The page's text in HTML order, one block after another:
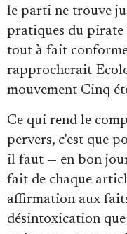
le parti ne trouve
pratiques du pirate
tout à fait
rapprocherait
mouvement Cinq
Ce qui rend le
pervers, c'est que
il faut — en bon
fait de chaque
affirmation aux
désintoxication